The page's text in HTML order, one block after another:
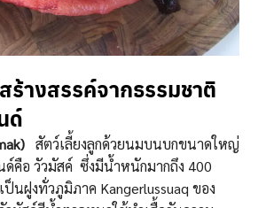
ร้างสรรค์จากธรรมชาติ
ด์
สัตว์เลี้ยงลูกด้วยนมบนบกขนาดใหญ่
คือ วัวมัสค์ ซึ่งมีน้ำหนักมากถึง 400
ป็นฝูงทั่วภูมิภาค Kangerlussuaq ของ